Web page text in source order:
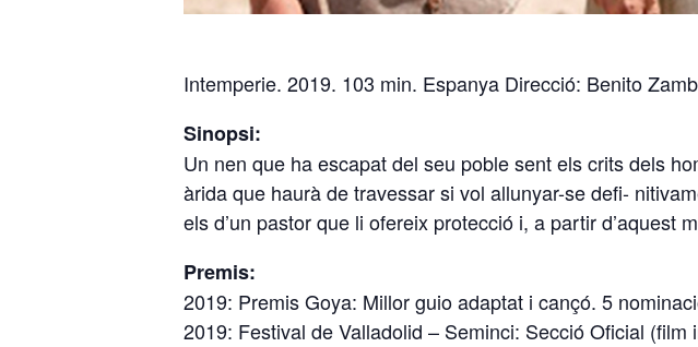
Intemperie. 2019. 103 min. Espanya Direcció: Benito
Sinopsi:
Un nen que ha escapat del seu poble sent els crits dels
àrida que haurà de travessar si vol allunyar-se defi-
els d’un pastor que li ofereix protecció i, a partir d’aquest
Premis:
2019: Premis Goya: Millor guio adaptat i cançó. 5
2019: Festival de Valladolid – Seminci: Secció Oficial (film